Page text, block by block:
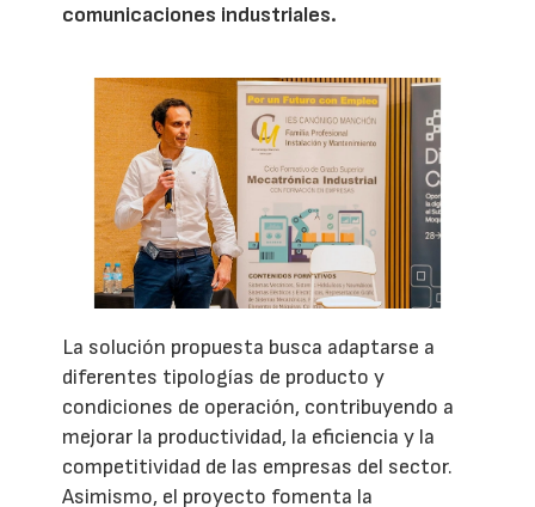
comunicaciones industriales.
La solución propuesta busca adaptarse a
diferentes tipologías de producto y
condiciones de operación, contribuyendo a
mejorar la productividad, la eficiencia y la
competitividad de las empresas del sector.
Asimismo, el proyecto fomenta la